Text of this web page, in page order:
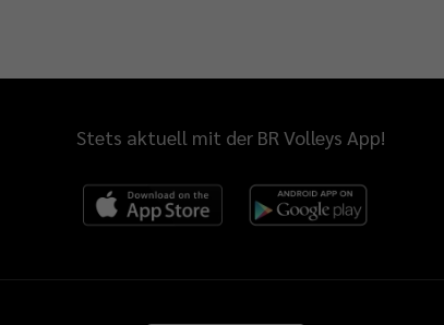
Stets aktuell mit der BR Volleys App!